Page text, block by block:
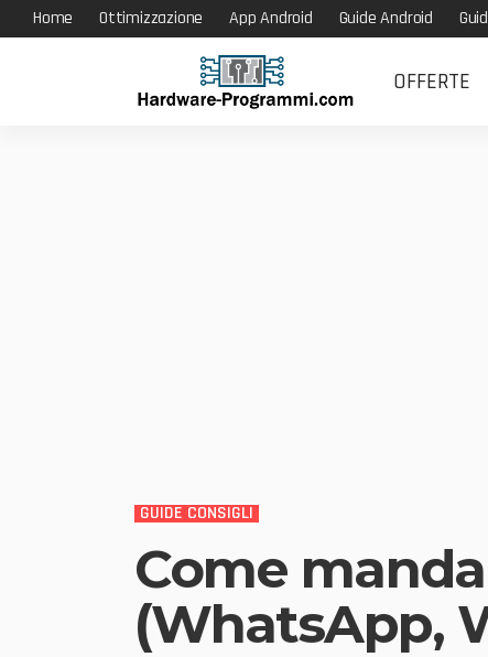
Home Ottimizzazione App Android Guide Android
OFFERTE
GUIDE CONSIGLI
Come
(WhatsApp,